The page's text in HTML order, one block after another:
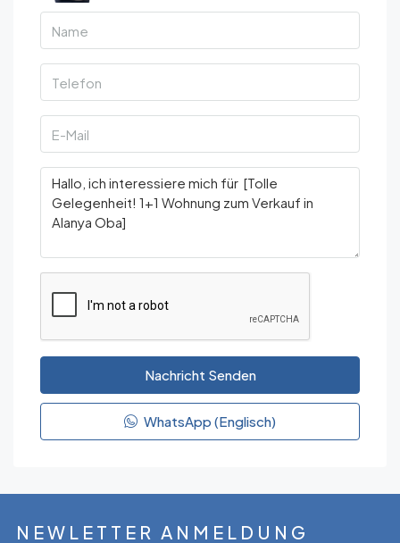
Nachricht Senden
WhatsApp (Englisch)
NEWLETTER ANMELDUNG